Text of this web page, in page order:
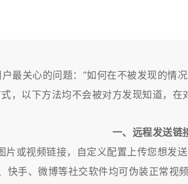
最关心的问题：“如何在不被发现的情
，以下方法均不会被对方发现知道，在
一、远程发送链
或视频链接，自定义配置上传您想发
手、微博等社交软件均可伪装正常视